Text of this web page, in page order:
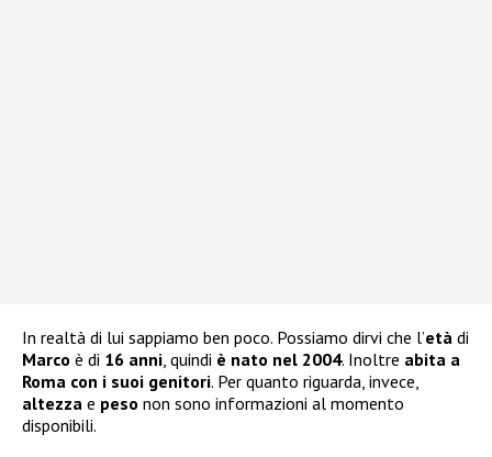
In realtà di lui sappiamo ben poco. Possiamo dirvi che l’età di
Marco è di 16 anni, quindi è nato nel 2004. Inoltre abita a
Roma con i suoi genitori. Per quanto riguarda, invece,
altezza e peso non sono informazioni al momento
disponibili.